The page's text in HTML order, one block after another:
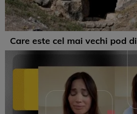
Care este cel mai vechi pod